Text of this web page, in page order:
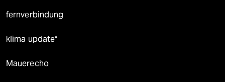
fernverbindung
klima update°
Mauerecho